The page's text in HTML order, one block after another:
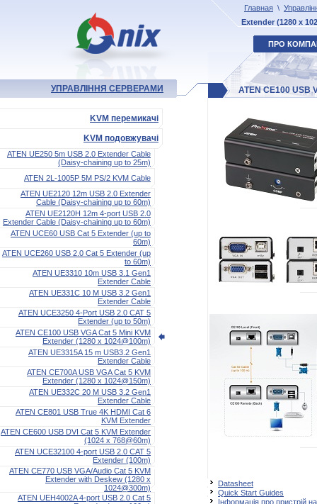
Главная \
Extender (1280 x
ПРО
ATEN CE100 USB
УПРАВЛІННЯ СЕРВЕРАМИ
KVM перемикачі
KVM подовжувачі
ATEN UE250 5m USB 2.0 Extender Cable
(Daisy-chaining up to 25m)
ATEN 2L-1005P 5M PS/2 KVM Cable
ATEN UE2120 12m USB 2.0 Extender
Cable (Daisy-chaining up to 60m)
ATEN UE2120H 12m 4-port USB 2.0
Extender Cable (Daisy-chaining up to 60m)
ATEN UCE60 USB Cat 5 Extender (up to
60m)
ATEN UCE260 USB 2.0 Cat 5 Extender (up
to 60m)
ATEN UE3310 10m USB 3.1 Gen1
Extender Cable
ATEN UE331C 10 M USB 3.2 Gen1
Extender Cable
ATEN UCE3250 4-Port USB 2.0 CAT 5
Extender (up to 50m)
ATEN CE100 USB VGA Cat 5 Mini KVM
Extender (1280 x 1024@100m)
ATEN UE3315A 15 m USB3.2 Gen1
Extender Cable
ATEN CE700A USB VGA Cat 5 KVM
Extender (1280 x 1024@150m)
ATEN UE332C 20 M USB 3.2 Gen1
Extender Cable
ATEN CE801 USB True 4K HDMI Cat 6
KVM Extender
ATEN CE600 USB DVI Cat 5 KVM Extender
(1024 x 768@60m)
ATEN UCE32100 4-port USB 2.0 CAT 5
Extender (100m)
ATEN CE770 USB VGA/Audio Cat 5 KVM
Extender with Deskew (1280 x
1024@300m)
ATEN UEH4002A 4-port USB 2.0 Cat 5
Datasheet
Quick Start Guides
Інформація про пристрій на